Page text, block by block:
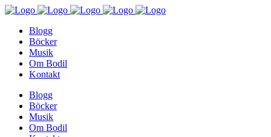
Blogg
Böcker
Musik
Om Bodil
Kontakt
Blogg
Böcker
Musik
Om Bodil